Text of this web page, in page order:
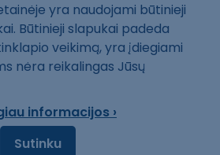
yra naudojami būtinieji
Būtinieji slapukai padeda
veikimą, yra įdiegiami
nėra reikalingas Jūsų
informacijos ›
Sutinku